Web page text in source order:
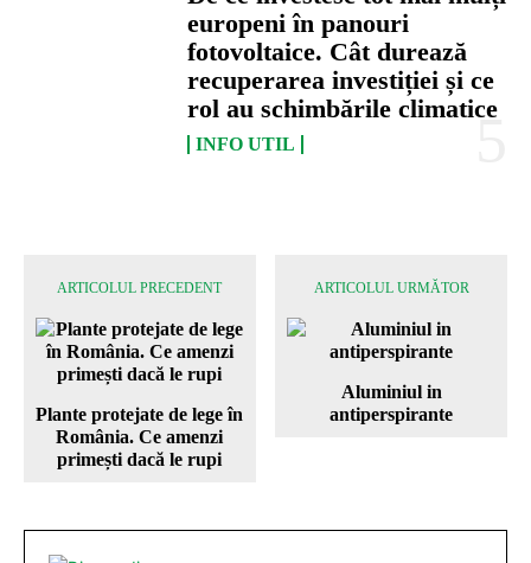
europeni în panouri
fotovoltaice. Cât durează
recuperarea investiției și ce
rol au schimbările climatice
INFO UTIL
ARTICOLUL PRECEDENT
Plante protejate de lege în
România. Ce amenzi
primești dacă le rupi
ARTICOLUL URMĂTOR
Aluminiul in
antiperspirante